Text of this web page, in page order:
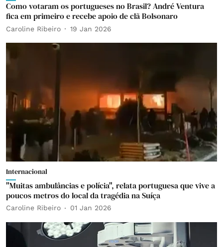
Como votaram os portugueses no Brasil? André Ventura
fica em primeiro e recebe apoio de clã Bolsonaro
Caroline Ribeiro 19 Jan 2026
Internacional
"Muitas ambulâncias e polícia", relata portuguesa que vive a
poucos metros do local da tragédia na Suíça
Caroline Ribeiro 01 Jan 2026